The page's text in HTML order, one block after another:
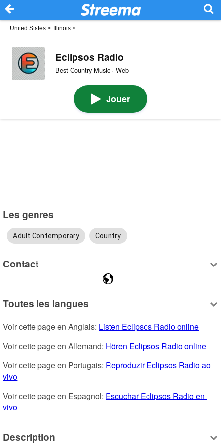
United States > Illinois >
Eclipsos Radio
Best Country Music · Web
Jouer
Les genres
Adult Contemporary Country
Contact
Toutes les langues
Voir cette page en Anglais: Listen Eclipsos Radio online
Voir cette page en Allemand: Hören Eclipsos Radio online
Voir cette page en Portugais: Reproduzir Eclipsos Radio ao
vivo
Voir cette page en Espagnol: Escuchar Eclipsos Radio en
vivo
Description